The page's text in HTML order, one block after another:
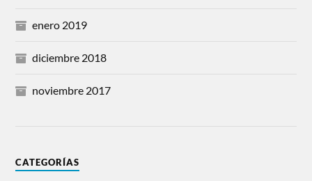
enero 2019
diciembre 2018
noviembre 2017
CATEGORÍAS